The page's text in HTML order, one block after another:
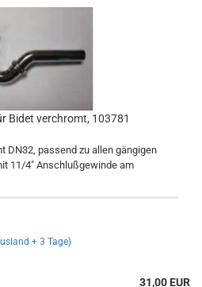
Bidet verchromt, 103781
DN32, passend zu allen gängigen
11/4" Anschlußgewinde am
+ 3 Tage)
31,00 EUR